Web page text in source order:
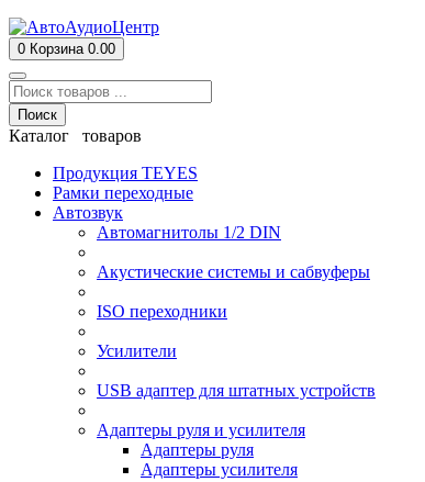
0 Корзина 0.00
Поиск
Каталог товаров
Продукция TEYES
Рамки переходные
Автозвук
Автомагнитолы 1/2 DIN
Акустические системы и сабвуферы
ISO переходники
Усилители
USB адаптер для штатных устройств
Адаптеры руля и усилителя
Адаптеры руля
Адаптеры усилителя